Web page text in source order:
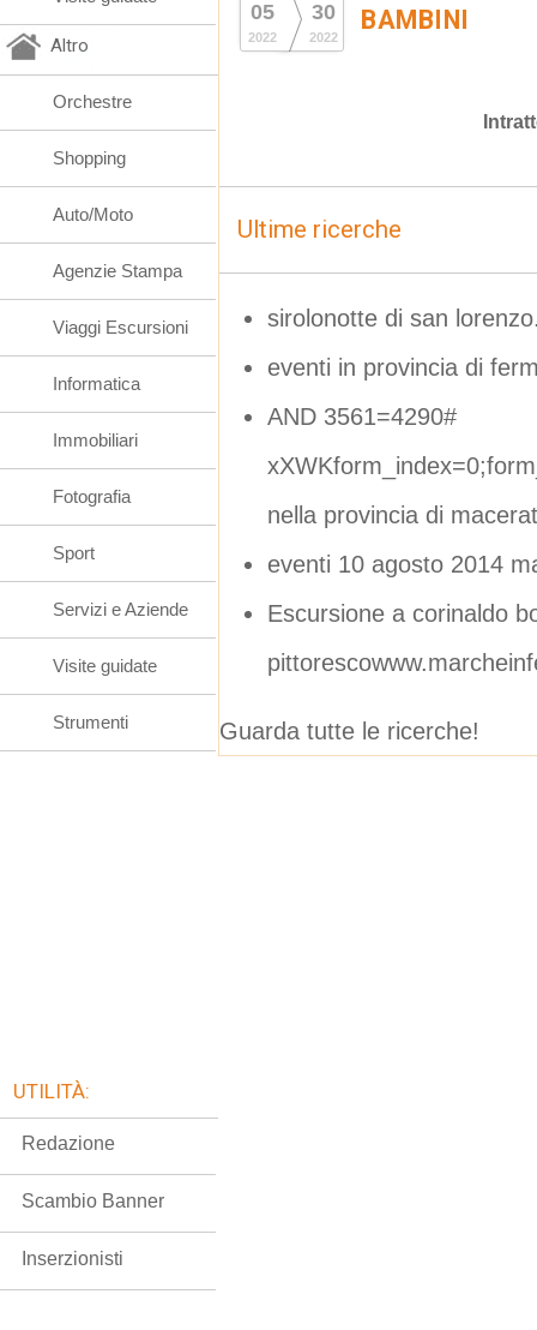
05
2022
30
2022
BAMBINI
Ultime ricerche
sirolonotte di san
eventi in provincia di
AND 3561=4290#
nella provincia di
eventi 10 agosto 2014
Escursione a corinaldo
Guarda tutte le ricerche!
Altro
Orchestre
Shopping
Auto/Moto
Agenzie Stampa
Viaggi Escursioni
Informatica
Immobiliari
Fotografia
Sport
Servizi e Aziende
Visite guidate
Strumenti
UTILITÀ:
Redazione
Scambio Banner
Inserzionisti